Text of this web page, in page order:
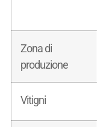
Zona di
produzione
Vitigni